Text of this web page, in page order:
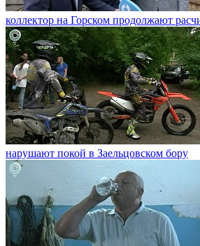
коллектор на Горском продолжают
нарушают покой в Заельцовском бору